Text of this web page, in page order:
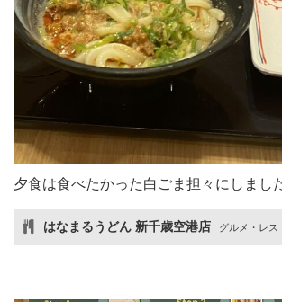
夕食は食べたかった白ごま担々にしまし
はなまるうどん 新千歳空港店 グルメ・レス